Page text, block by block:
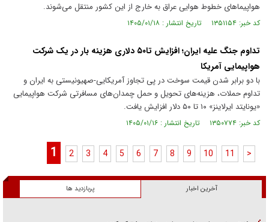
هواپیماهای خطوط هوایی عراق به خارج از این کشور منتقل می‌شوند.
کد خبر: ۱۳۵۱۱۵۴ تاریخ انتشار : ۱۴۰۵/۰۱/۱۸
تداوم جنگ علیه ایران؛ افزایش تا۵۰ دلاری هزینه بار در یک شرکت
هواپیمایی آمریکا
با دو برابر شدن قیمت سوخت در پی تجاوز آمریکایی-صهیونیستی به ایران و
تداوم حملات، هزینه‌های تحویل و حمل چمدان‌های مسافرتی شرکت هواپیمایی
«یونایتد ایرلاینز» ۱۰ تا ۵۰ دلار افزایش یافت.
کد خبر: ۱۳۵۰۷۷۴ تاریخ انتشار : ۱۴۰۵/۰۱/۱۶
1 2 3 4 5 6 7 8 9 10 11 >
آخرین اخبار پربازدید ها